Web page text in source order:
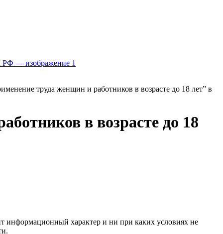
труда женщин и работников в возрасте до 18 лет” в
в возрасте до 18
информационный характер и ни при каких условиях не